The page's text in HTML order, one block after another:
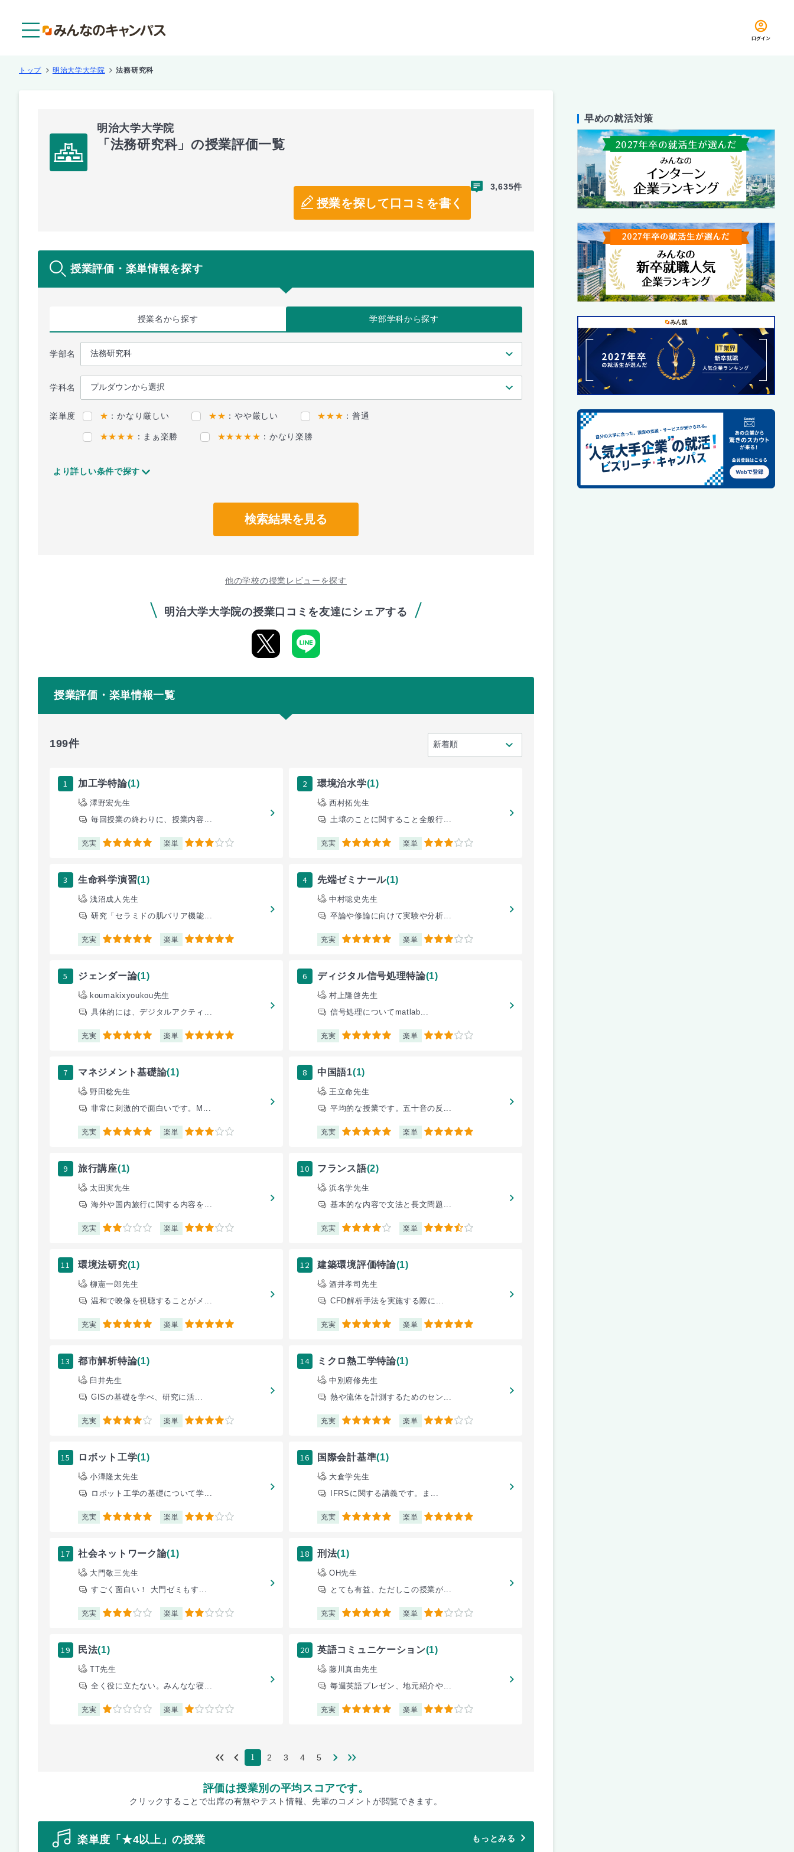
ログイン
トップ 明治大学大学院 法務研究科
明治大学大学院
「法務研究科」の授業評価一覧
授業を探して口コミを書く
3,635件
授業評価・楽単情報を探す
授業名から探す 学部学科から探す
学部名
学科名
楽単度 ★ ：かなり厳しい ★★ ：やや厳しい ★★★ ：普通
★★★★ ：まぁ楽勝 ★★★★★ ：かなり楽勝
より詳しい条件で探す
検索結果を見る
他の学校の授業レビューを探す
明治大学大学院の授業口コミを友達にシェアする
授業評価・楽単情報一覧
199件
1 加工学特論(1)
澤野宏先生
毎回授業の終わりに、授業内容...
充実 5 楽単 3
2 環境治水学(1)
西村拓先生
土壌のことに関すること全般行...
充実 5 楽単 3
3 生命科学演習(1)
浅沼成人先生
研究「セラミドの肌バリア機能...
充実 5 楽単 5
4 先端ゼミナール(1)
中村聡史先生
卒論や修論に向けて実験や分析...
充実 5 楽単 3
5 ジェンダー論(1)
koumakixyoukou先生
具体的には、デジタルアクティ...
充実 5 楽単 5
6 ディジタル信号処理特論(1)
村上隆啓先生
信号処理についてmatlab...
充実 5 楽単 3
7 マネジメント基礎論(1)
野田稔先生
非常に刺激的で面白いです。M...
充実 5 楽単 3
8 中国語1(1)
王立命先生
平均的な授業です。五十音の反...
充実 5 楽単 5
9 旅行講座(1)
太田実先生
海外や国内旅行に関する内容を...
充実 2 楽単 3
10 フランス語(2)
浜名学先生
基本的な内容で文法と長文問題...
充実 4 楽単 3.5
11 環境法研究(1)
柳憲一郎先生
温和で映像を視聴することがメ...
充実 5 楽単 5
12 建築環境評価特論(1)
酒井孝司先生
CFD解析手法を実施する際に...
充実 5 楽単 5
13 都市解析特論(1)
臼井先生
GISの基礎を学べ、研究に活...
充実 4 楽単 4
14 ミクロ熱工学特論(1)
中別府修先生
熱や流体を計測するためのセン...
充実 5 楽単 3
15 ロボット工学(1)
小澤隆太先生
ロボット工学の基礎について学...
充実 5 楽単 3
16 国際会計基準(1)
大倉学先生
IFRSに関する講義です。ま...
充実 5 楽単 5
17 社会ネットワーク論(1)
大門敬三先生
すごく面白い！ 大門ゼミもす...
充実 3 楽単 2
18 刑法(1)
OH先生
とても有益、ただしこの授業が...
充実 5 楽単 2
19 民法(1)
TT先生
全く役に立たない。みんなな寝...
充実 1 楽単 1
20 英語コミュニケーション(1)
藤川真由先生
毎週英語プレゼン、地元紹介や...
充実 5 楽単 3
1 2 3 4 5
評価は授業別の平均スコアです。
クリックすることで出席の有無やテスト情報、先輩のコメントが閲覧できます。
楽単度「★4以上」の授業 もっとみる
早めの就活対策